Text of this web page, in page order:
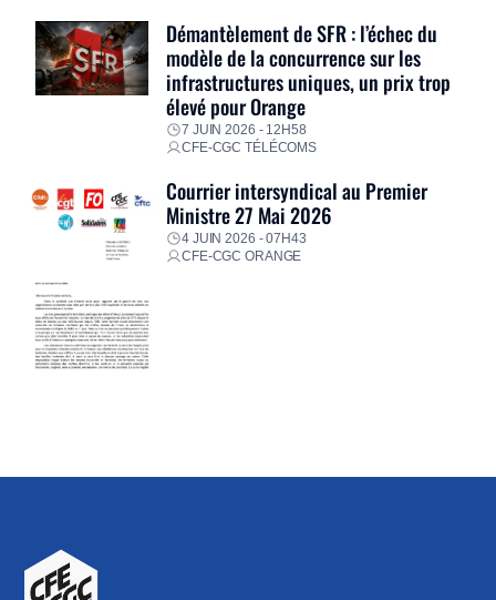
Démantèlement de SFR : l’échec du
modèle de la concurrence sur les
infrastructures uniques, un prix trop
élevé pour Orange
7 JUIN 2026 - 12H58
CFE-CGC TÉLÉCOMS
Courrier intersyndical au Premier
Ministre 27 Mai 2026
4 JUIN 2026 - 07H43
CFE-CGC ORANGE